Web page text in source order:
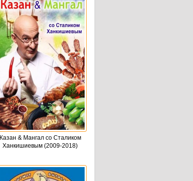
Казан & Мангал со Сталиком
Ханкишиевым (2009-2018)